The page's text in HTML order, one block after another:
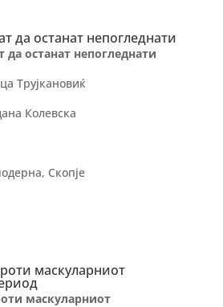
да останат непогледнати
да останат непогледнати
Трујкановиќ
Колевска
Скопје
маскуларниот
маскуларниот